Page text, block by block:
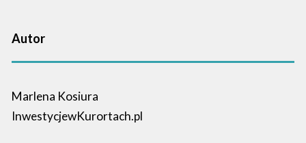
Autor
Marlena Kosiura
InwestycjewKurortach.pl